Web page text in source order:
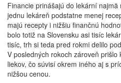
Financie prinášajú do lekární
jednu lekáreň podstatne menej
majú recepty i nižšiu finančnú
bolo totiž na Slovensku asi tisíc
tisíc, trh si teda pred rokmi delilo
V posledných rokoch zároveň
liekov, čo súvisí okrem iného aj s
nižšou cenou.